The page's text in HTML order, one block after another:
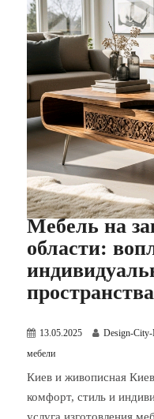
Мебель на
области:
пространства
13.05.2025 Design-
мебели
Киев и живописная
комфорт, стиль и
услуга изготовления